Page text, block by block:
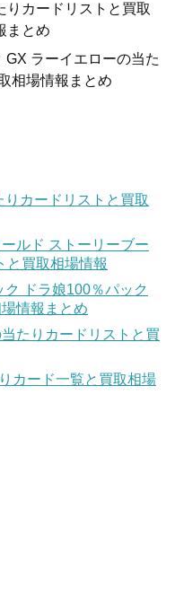
りカードリストと買取
まとめ
GX ラーイエローの当た
相場情報まとめ
カードリストと買取
ルド ストーリーブー
と買取相場情報
ドラ娘100％パック
情報まとめ
たりカードリストと買
カード一覧と買取相場